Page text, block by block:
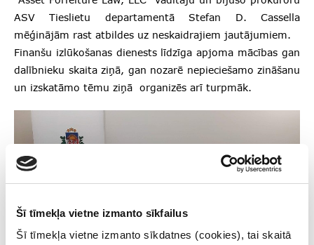
Šī tīmekļa vietne izmanto sīkfailus
Šī tīmekļa vietne izmanto sīkdatnes (cookies), tai skaitā
ASV Tieslietu departamentā Stefan D. Cassella
mēģinājām rast atbildes uz neskaidrajiem jautājumiem.
Finanšu izlūkošanas dienests līdzīga apjoma mācības gan
dalībnieku skaita ziņā, gan nozarē nepieciešamo zināšanu
un izskatāmo tēmu ziņā organizēs arī turpmāk.